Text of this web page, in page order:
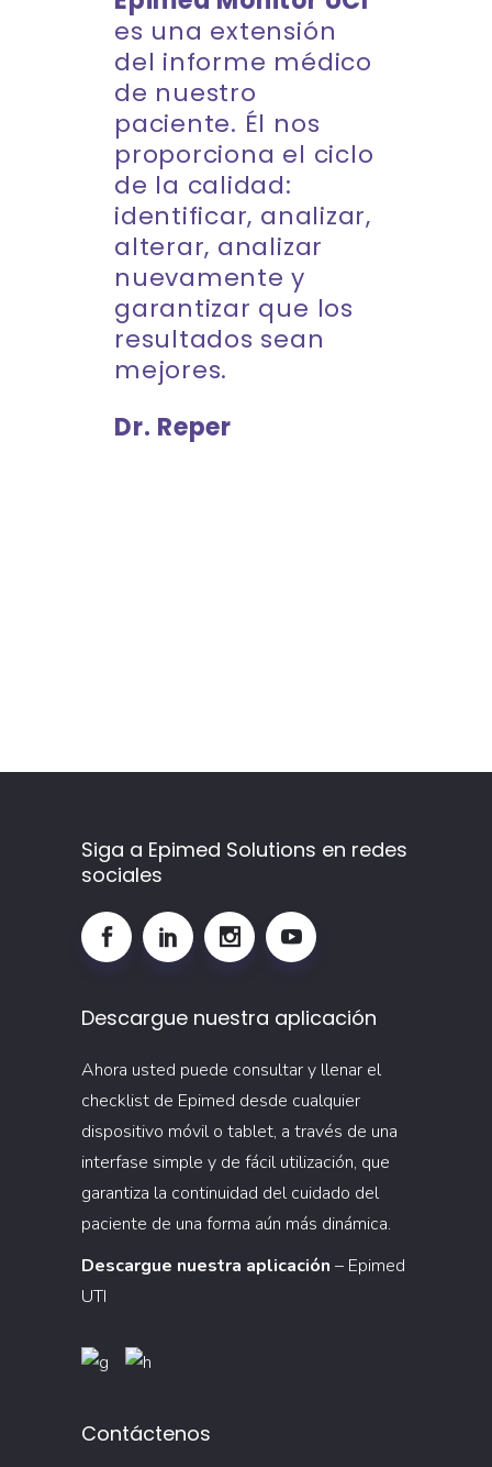
es una extensión
del informe médico
de nuestro
paciente. Él nos
proporciona el ciclo
de la calidad:
identificar, analizar,
alterar, analizar
nuevamente y
garantizar que los
resultados sean
mejores.
Dr. Reper
Siga a Epimed Solutions en redes
sociales
Descargue nuestra aplicación
Ahora usted puede consultar y llenar el
checklist de Epimed desde cualquier
dispositivo móvil o tablet, a través de una
interfase simple y de fácil utilización, que
garantiza la continuidad del cuidado del
paciente de una forma aún más dinámica.
Descargue nuestra aplicación – Epimed
UTI
Contáctenos